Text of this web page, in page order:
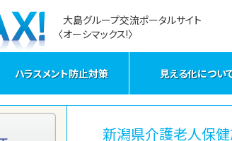
大島グループ交流ポータルサイト
〈オーシマックス!〉
ハラスメント防止対策 見える化につい
新潟県介護老人保